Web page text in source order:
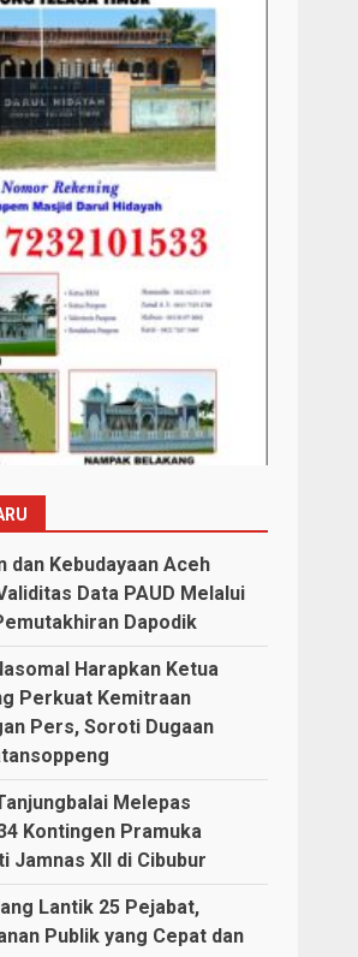
dan Kebudayaan Aceh
Data PAUD Melalui
Dapodik
Harapkan Ketua
Perkuat Kemitraan
Pers, Soroti Dugaan
Melepas
Kontingen Pramuka
Jamnas XII di Cibubur
Lantik 25 Pejabat,
Publik yang Cepat dan